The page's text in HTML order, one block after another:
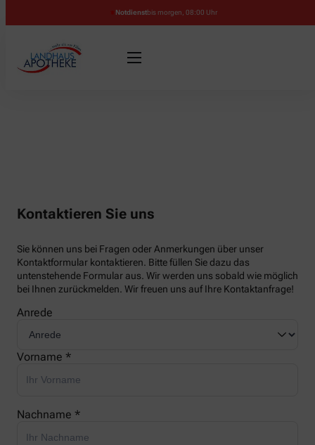
Notdienstbis morgen, 08:00 Uhr
Kontaktieren Sie uns
Sie können uns bei Fragen oder Anmerkungen über unser
Kontaktformular kontaktieren. Bitte füllen Sie dazu das
untenstehende Formular aus. Wir werden uns sobald wie möglich
bei Ihnen zurückmelden. Wir freuen uns auf Ihre Kontaktanfrage!
Anrede
Vorname *
Nachname *